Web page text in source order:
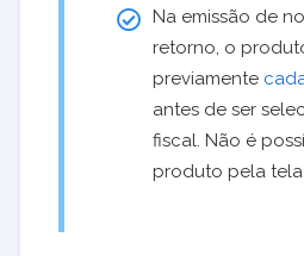
Na emissão de
retorno, o
previamente
antes de ser
fiscal. Não é
produto pela tela